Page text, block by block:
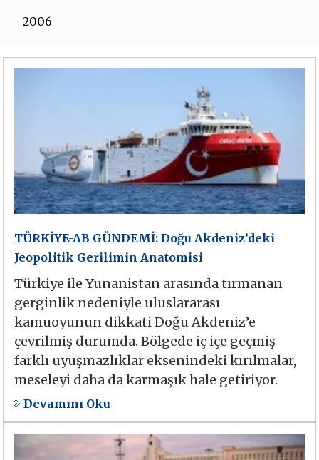
2006
TÜRKİYE-AB GÜNDEMİ: Doğu Akdeniz’deki
Jeopolitik Gerilimin Anatomisi
Türkiye ile Yunanistan arasında tırmanan
gerginlik nedeniyle uluslararası
kamuoyunun dikkati Doğu Akdeniz’e
çevrilmiş durumda. Bölgede iç içe geçmiş
farklı uyuşmazlıklar eksenindeki kırılmalar,
meseleyi daha da karmaşık hale getiriyor.
Devamını Oku